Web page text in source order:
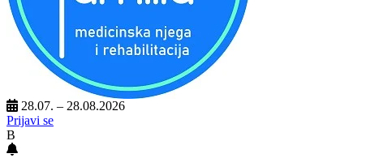
28.07. – 28.08.2026
Prijavi se
B